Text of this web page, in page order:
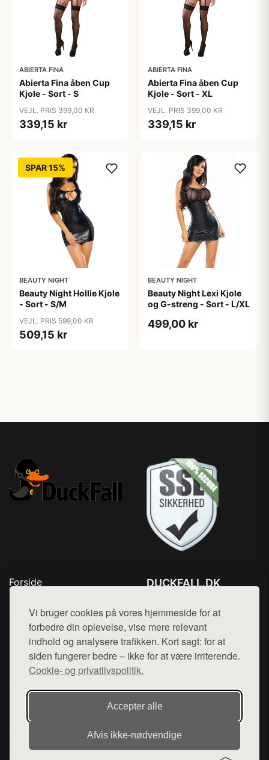
Vi bruger cookies på vores hjemmeside for at
forbedre din oplevelse, vise mere relevant
indhold og analysere trafikken. Kort sagt: for at
siden fungerer bedre – ikke for at være irriterende.
Cookie- og privatlivspolitik.
Accepter alle
Afvis ikke‑nødvendige
ABIERTA FINA
Abierta Fina åben Cup
Kjole - Sort - S
VEJL. PRIS 399,00 KR
339,15 kr
ABIERTA FINA
Abierta Fina åben Cup
Kjole - Sort - XL
VEJL. PRIS 399,00 KR
339,15 kr
SPAR 15%
BEAUTY NIGHT
Beauty Night Hollie Kjole
- Sort - S/M
VEJL. PRIS 599,00 KR
509,15 kr
BEAUTY NIGHT
Beauty Night Lexi Kjole
og G-streng - Sort - L/XL
499,00 kr
Forside
Top Rabatter
Kontakt
DUCKFALL.DK
Mail: hej@want.dk
Cookie- og privatlivspolitik
Denne side er en del af want.dk, der udgiver en række
hjemmesider med præsentation af forskellige produkter fra
diverse webshops. Der sælges ikke varer fra denne side - vi
henviser til de shops, som sælger varen. Vi har heller ikke